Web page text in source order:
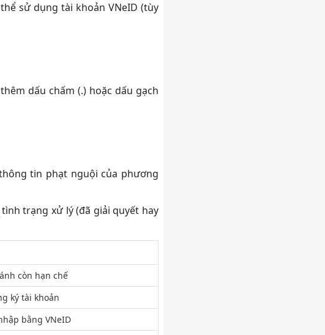
sử dụng tài khoản VNeID (tùy
dấu chấm (.) hoặc dấu gạch
tin phạt nguội của phương
trạng xử lý (đã giải quyết hay
còn hạn chế
ký tài khoản
bằng VNeID